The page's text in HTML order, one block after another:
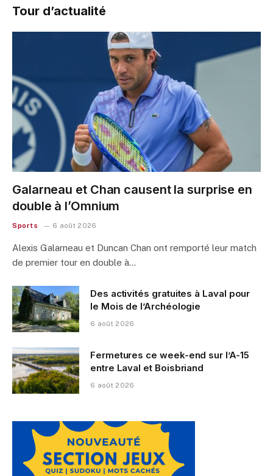
Tour d’actualité
Galarneau et Chan causent la surprise en
double à l’Omnium
Sports 6 août 2026
Alexis Galarneau et Duncan Chan ont remporté leur match
de premier tour en double à…
Des activités gratuites à Laval pour
le Mois de l’Archéologie
6 août 2026
Fermetures ce week-end sur l’A-15
entre Laval et Boisbriand
6 août 2026